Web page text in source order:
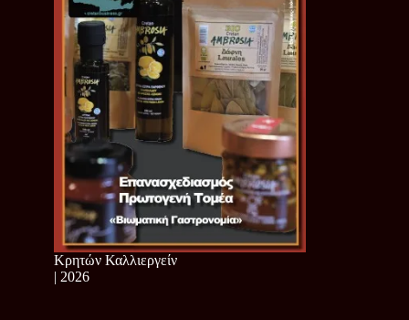
Κρητών Καλλιεργείν
| 2026